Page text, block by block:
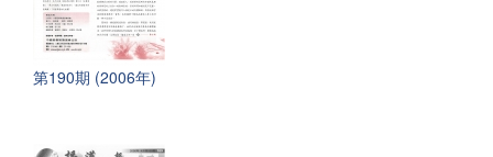
第190期 (2006年)